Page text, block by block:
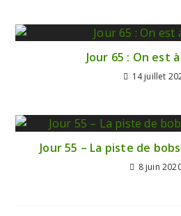
Jour 65 : On est
14 juillet
Jour 55 – La piste de
8 juin